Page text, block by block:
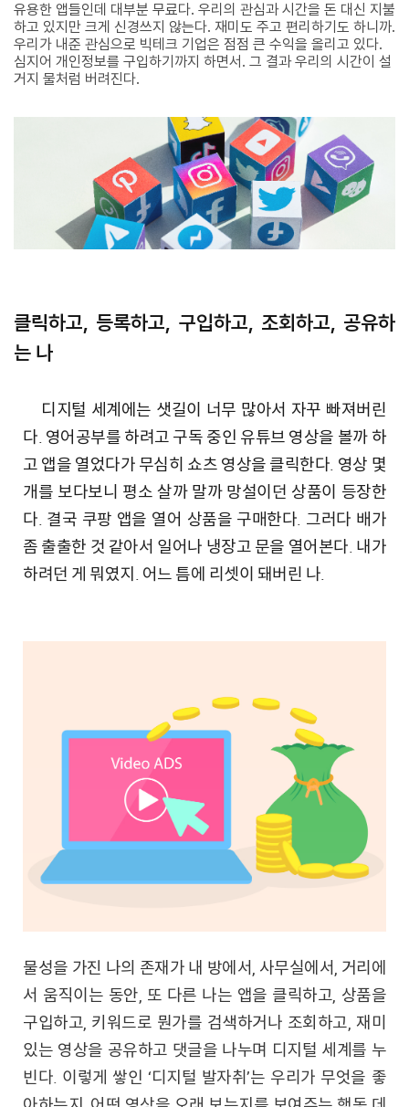
유용한 앱들인데 대부분 무료다. 우리의 관심과 시간을 돈 대신 지불
하고 있지만 크게 신경쓰지 않는다. 재미도 주고 편리하기도 하니까.
우리가 내준 관심으로 빅테크 기업은 점점 큰 수익을 올리고 있다.
심지어 개인정보를 구입하기까지 하면서. 그 결과 우리의 시간이 설
거지 물처럼 버려진다.
클릭하고, 등록하고, 구입하고, 조회하고, 공유하
는 나
디지털 세계에는 샛길이 너무 많아서 자꾸 빠져버린
다. 영어공부를 하려고 구독 중인 유튜브 영상을 볼까 하
고 앱을 열었다가 무심히 쇼츠 영상을 클릭한다. 영상 몇
개를 보다보니 평소 살까 말까 망설이던 상품이 등장한
다. 결국 쿠팡 앱을 열어 상품을 구매한다. 그러다 배가
좀 출출한 것 같아서 일어나 냉장고 문을 열어본다. 내가
하려던 게 뭐였지. 어느 틈에 리셋이 돼버린 나.
물성을 가진 나의 존재가 내 방에서, 사무실에서, 거리에
서 움직이는 동안, 또 다른 나는 앱을 클릭하고, 상품을
구입하고, 키워드로 뭔가를 검색하거나 조회하고, 재미
있는 영상을 공유하고 댓글을 나누며 디지털 세계를 누
빈다. 이렇게 쌓인 ‘디지털 발자취’는 우리가 무엇을 좋